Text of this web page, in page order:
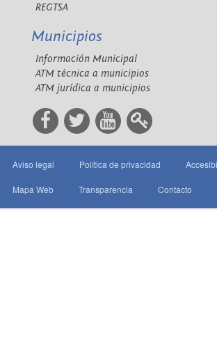
REGTSA
Municipios
Información Municipal
ATM técnica a municipios
ATM jurídica a municipios
Aviso legal Política de privacidad
Mapa Web Transparencia Contacto